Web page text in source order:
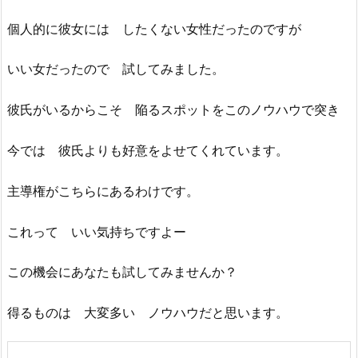
個人的に彼女には したくない女性だったのですが
いい女だったので 試してみました。
彼氏がいるからこそ 陥るスポットをこのノウハウで突き
今では 彼氏よりも好意をよせてくれています。
主導権がこちらにあるわけです。
これって いい気持ちですよー
この機会にあなたも試してみませんか？
得るものは 大変多い ノウハウだと思います。